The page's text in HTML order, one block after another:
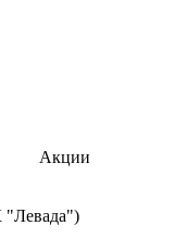
Акции
"Левада")